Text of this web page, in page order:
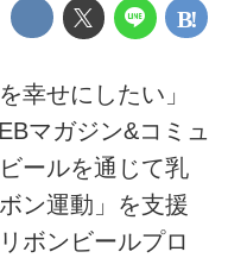
幸せにしたい」
マガジン&コミュ
ールを通じて乳
ン運動」を支援
ボンビールプロ